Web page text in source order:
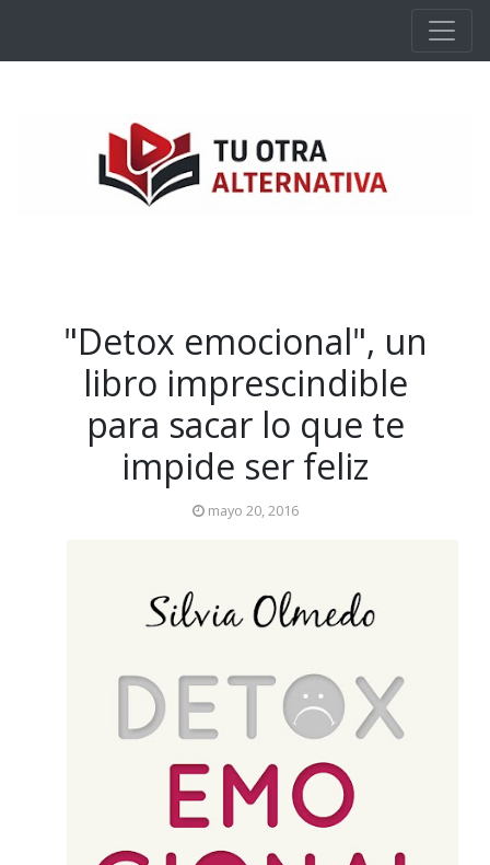
"Detox emocional", un
libro imprescindible
para sacar lo que te
impide ser feliz
mayo 20, 2016